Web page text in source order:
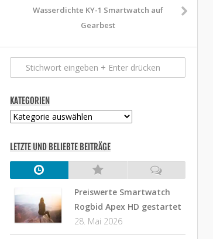
Wasserdichte KY-1 Smartwatch auf
Gearbest
KATEGORIEN
Kategorien
LETZTE UND BELIEBTE BEITRÄGE
Preiswerte Smartwatch
Rogbid Apex HD gestartet
28. Mai 2026